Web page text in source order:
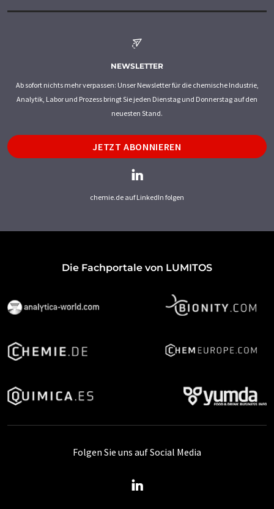
NEWSLETTER
Ab sofort nichts mehr verpassen: Unser Newsletter für die chemische Industrie,
Analytik, Labor und Prozess bringt Sie jeden Dienstag und Donnerstag auf den
neuesten Stand.
JETZT ABONNIEREN
chemie.de auf LinkedIn folgen
Die Fachportale von LUMITOS
Folgen Sie uns auf Social Media